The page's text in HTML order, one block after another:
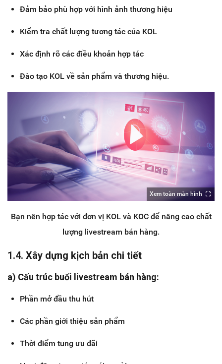
Đảm bảo phù hợp với hình ảnh thương hiệu
Kiểm tra chất lượng tương tác của KOL
Xác định rõ các điều khoản hợp tác
Đào tạo KOL về sản phẩm và thương hiệu.
Xem toàn màn hình
Bạn nên hợp tác với đơn vị KOL và KOC để nâng cao chất
lượng livestream bán hàng.
1.4. Xây dựng kịch bản chi tiết
a) Cấu trúc buổi livestream bán hàng:
Phần mở đầu thu hút
Các phần giới thiệu sản phẩm
Thời điểm tung ưu đãi